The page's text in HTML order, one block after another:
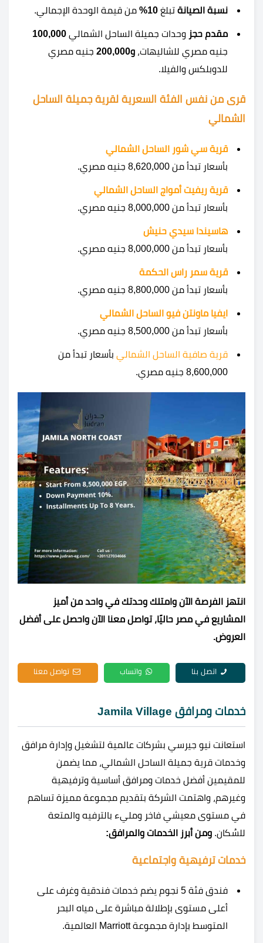
نسبة الصيانة تبلغ 10% من قيمة الوحدة الإجمالي.
مقدم حجز وحدات جميلة الساحل الشمالي 100,000
جنيه مصري للشاليهات، و200,000
جنيه مصري
للدوبلكس والفيلا.
قرى من نفس الفئة السعرية لقرية جميلة الساحل
الشمالي
قرية سي شور الساحل الشمالي
بأسعار تبدأ من 8,620,000 جنيه مصري.
قرية ريفيت أمواج الساحل الشمالي
بأسعار تبدأ من 8,000,000 جنيه مصري.
هاسيندا سيدي حنيش
بأسعار تبدأ من 8,000,000 جنيه مصري.
قرية سمر راس الحكمة
بأسعار تبدأ من 8,800,000 جنيه مصري.
ايفيا ماونتن فيو الساحل الشمالي
بأسعار تبدأ من 8,500,000 جنيه مصري.
قرية صافية الساحل الشمالي بأسعار تبدأ من
8,600,000 جنيه مصري.
انتهز الفرصة الآن وامتلك وحدتك في واحد من أميز
المشاريع في مصر حاليًا، تواصل معنا الآن واحصل على أفضل
العروض.
اتصل بنا واتساب تواصل معنا
خدمات ومرافق Jamila Village
استعانت نيو جيرسي بشركات عالمية لتشغيل وإدارة مرافق
وخدمات قرية جميلة الساحل الشمالي، مما يضمن
للمقيمين أفضل خدمات ومرافق أساسية وترفيهية
وغيرهم، واهتمت الشركة بتقديم مجموعة مميزة تساهم
في مستوى معيشي فاخر ومليء بالترفيه والمتعة
للسُكان. ومن أبرز الخدمات والمرافق:
خدمات ترفيهية واجتماعية
فندق فئة 5 نجوم يضم خدمات فندقية وغرف على
أعلى مستوى بإطلالة مباشرة على مياه البحر
المتوسط بإدارة مجموعة Marriott العالمية.